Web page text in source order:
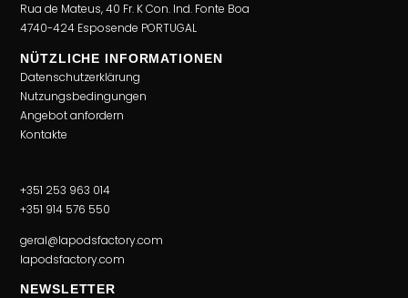
Rua de Mateus, 40 Fr. K Con. Ind. Fonte Boa
4740-424 Esposende PORTUGAL
NÜTZLICHE INFORMATIONEN
Datenschutzerklärung
Nutzungsbedingungen
Angebot anfordern
Kontakte
+351 253 963 014
+351 914 576 550
geral@lapodsfactory.com
lapodsfactory.com
NEWSLETTER